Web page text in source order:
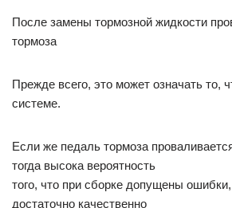
После замены тормозной жидкости
тормоза
Прежде всего, это может означать то,
системе.
Если же педаль тормоза
тогда высока вероятность
того, что при сборке допущены
достаточно качественно